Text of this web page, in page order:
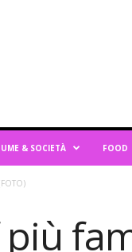
& SOCIETÀ FOOD